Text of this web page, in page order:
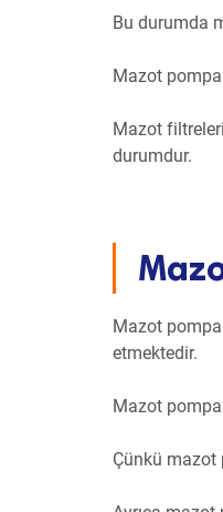
Bu durumda
Mazot
Mazot
durumdur.
Mazot
etmektedir.
Mazot
Çünkü mazot